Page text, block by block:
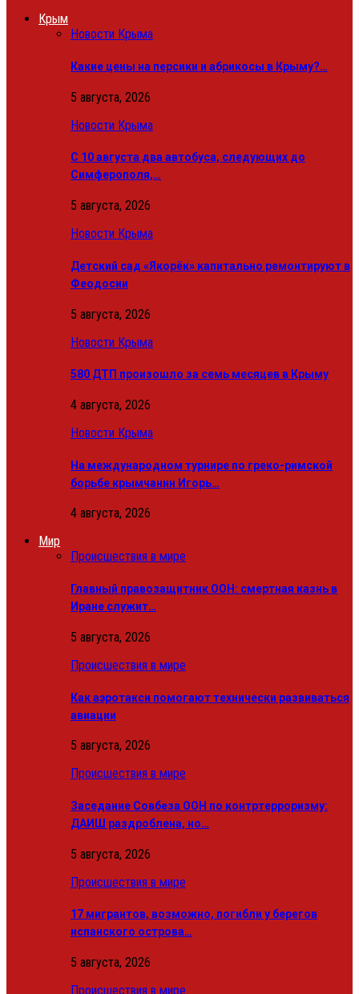
Крым
Новости Крыма
Какие цены на персики и абрикосы в Крыму?…
5 августа, 2026
Новости Крыма
С 10 августа два автобуса, следующих до
Симферополя,…
5 августа, 2026
Новости Крыма
Детский сад «Якорёк» капитально ремонтируют в
Феодосии
5 августа, 2026
Новости Крыма
580 ДТП произошло за семь месяцев в Крыму
4 августа, 2026
Новости Крыма
На международном турнире по греко-римской
борьбе крымчанин Игорь…
4 августа, 2026
Мир
Происшествия в мире
Главный правозащитник ООН: смертная казнь в
Иране служит…
5 августа, 2026
Происшествия в мире
Как аэротакси помогают технически развиваться
авиации
5 августа, 2026
Происшествия в мире
Заседание Совбеза ООН по контртерроризму:
ДАИШ раздроблена, но…
5 августа, 2026
Происшествия в мире
17 мигрантов, возможно, погибли у берегов
испанского острова…
5 августа, 2026
Происшествия в мире